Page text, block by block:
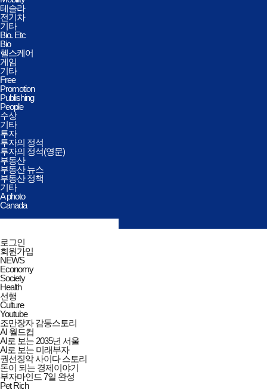
테슬라
전기차
기타
Bio. Etc
Bio
헬스케어
게임
기타
Free
Promotion
Publishing
People
수상
기타
투자
투자의 정석
투자의 정석(영문)
부동산
부동산 뉴스
부동산 정책
기타
A photo
Canada
검색창
닫기
검색
전체메뉴
닫기
로그인
회원가입
NEWS
Economy
Society
Health
선행
Culture
Youtube
조만장자 감동스토리
AI 월드컵
AI로 보는 2035년 서울
AI로 보는 미래부자
권선징악 사이다 스토리
돈이 되는 경제이야기
부자마인드 7일 완성
Pet Rich